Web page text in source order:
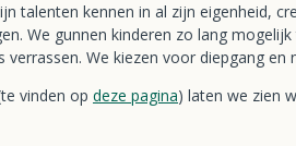
talenten kennen in al zijn eigenheid,
We gunnen kinderen zo lang
We kiezen voor diepgang en
vinden op deze pagina) laten we zien